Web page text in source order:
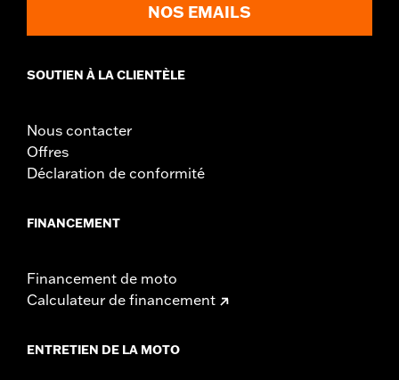
NOS EMAILS
SOUTIEN À LA CLIENTÈLE
Nous contacter
Offres
Déclaration de conformité
FINANCEMENT
Financement de moto
Calculateur de financement
ENTRETIEN DE LA MOTO